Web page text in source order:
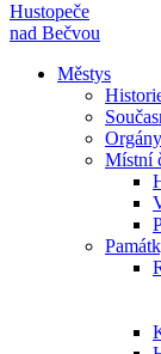
Hustopeče
nad Bečvou
Městys
Místní